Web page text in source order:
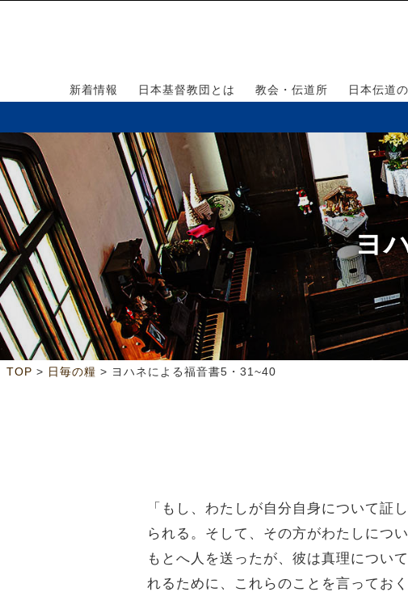
新着情報 日本基督教団とは 教会・伝道所 日本伝道
ヨ
TOP > 日毎の糧 > ヨハネによる福音書5・31~40
「もし、わたしが自分自身について証
られる。そして、その方がわたしにつ
もとへ人を送ったが、彼は真理につい
れるために、これらのことを言っておく